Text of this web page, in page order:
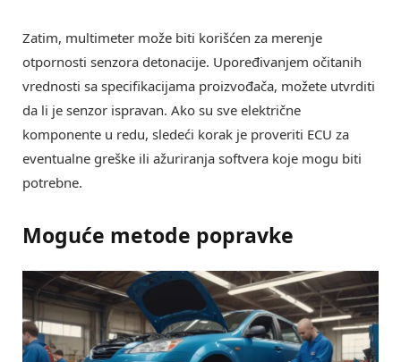
Zatim, multimeter može biti korišćen za merenje
otpornosti senzora detonacije. Upoređivanjem očitanih
vrednosti sa specifikacijama proizvođača, možete utvrditi
da li je senzor ispravan. Ako su sve električne
komponente u redu, sledeći korak je proveriti ECU za
eventualne greške ili ažuriranja softvera koje mogu biti
potrebne.
Moguće metode popravke